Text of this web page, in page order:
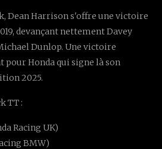
Dean Harrison s'offre une victoire
devançant nettement Davey
Dunlop. Une victoire
pour Honda qui signe là son
2025.
TT :
Racing UK)
BMW)